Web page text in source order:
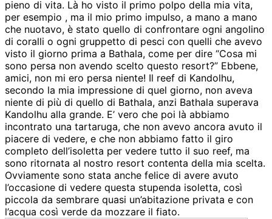
pieno di vita. Là ho visto il primo polpo della mia vita,
per esempio , ma il mio primo impulso, a mano a mano
che nuotavo, è stato quello di confrontare ogni angolino
di coralli o ogni gruppetto di pesci con quelli che avevo
visto il giorno prima a Bathala, come per dire “Cosa mi
sono persa non avendo scelto questo resort?” Ebbene,
amici, non mi ero persa niente! Il reef di Kandolhu,
secondo la mia impressione di quel giorno, non aveva
niente di più di quello di Bathala, anzi Bathala superava
Kandolhu alla grande. E’ vero che poi là abbiamo
incontrato una tartaruga, che non avevo ancora avuto il
piacere di vedere, e che non abbiamo fatto il giro
completo dell’isoletta per vedere tutto il suo reef, ma
sono ritornata al nostro resort contenta della mia scelta.
Ovviamente sono stata anche felice di avere avuto
l’occasione di vedere questa stupenda isoletta, così
piccola da sembrare quasi un’abitazione privata e con
l’acqua così verde da mozzare il fiato.